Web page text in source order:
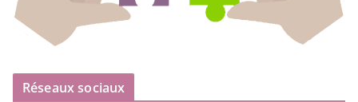
Réseaux sociaux